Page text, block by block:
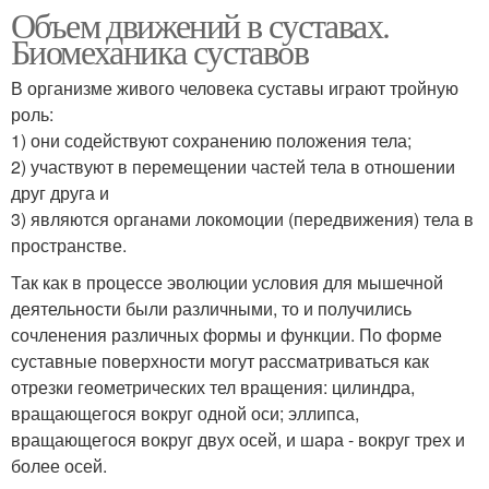
Объем движений в суставах.
Биомеханика суставов
В организме живого человека суставы играют тройную
роль:
1) они содействуют сохранению положения тела;
2) участвуют в перемещении частей тела в отношении
друг друга и
3) являются органами локомоции (передвижения) тела в
пространстве.
Так как в процессе эволюции условия для мышечной
деятельности были различными, то и получились
сочленения различных формы и функции. По форме
суставные поверхности могут рассматриваться как
отрезки геометрических тел вращения: цилиндра,
вращающегося вокруг одной оси; эллипса,
вращающегося вокруг двух осей, и шара - вокруг трех и
более осей.